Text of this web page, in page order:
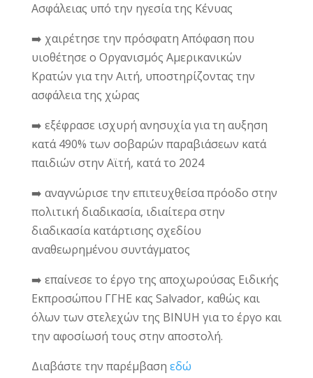
Ασφάλειας υπό την ηγεσία της Κένυας
➡️ χαιρέτησε την πρόσφατη Απόφαση που
υιοθέτησε ο Οργανισμός Αμερικανικών
Κρατών για την Αιτή, υποστηρίζοντας την
ασφάλεια της χώρας
➡️ εξέφρασε ισχυρή ανησυχία για τη αυξηση
κατά 490% των σοβαρών παραβιάσεων κατά
παιδιών στην Αϊτή, κατά το 2024
➡️ αναγνώρισε την επιτευχθείσα πρόοδο στην
πολιτική διαδικασία, ιδιαίτερα στην
διαδικασία κατάρτισης σχεδίου
αναθεωρημένου συντάγματος
➡️ επαίνεσε το έργο της αποχωρούσας Ειδικής
Εκπροσώπου ΓΓΗΕ κας Salvador, καθώς και
όλων των στελεχών της BINUH για το έργο και
την αφοσίωσή τους στην αποστολή.
Διαβάστε την παρέμβαση εδώ